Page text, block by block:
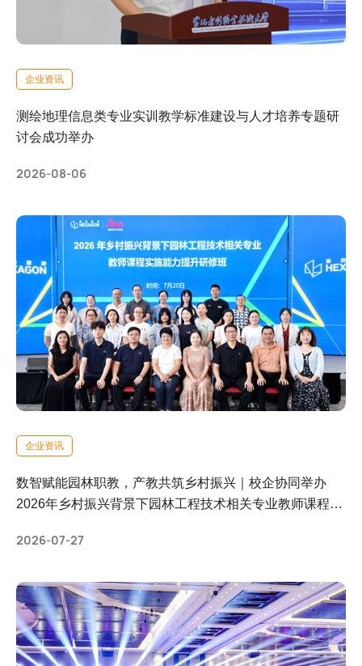
企业资讯
测绘地理信息类专业实训教学标准建设与人才培养专题研
讨会成功举办
2026-08-06
企业资讯
数智赋能园林职教，产教共筑乡村振兴｜校企协同举办
2026年乡村振兴背景下园林工程技术相关专业教师课程实
2026-07-27